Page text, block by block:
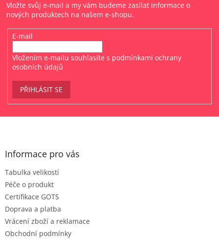
Vložte svůj e-mail a my vám budeme zasílat informace o
nových produktech na našem e-shopu.
E-mail
Vložením e-mailu souhlasíte s podmínkami ochrany
osobních údajů
PŘIHLÁSIT SE
Z
Informace pro vás
Tabulka velikostí
Péče o produkt
Certifikace GOTS
Doprava a platba
Vrácení zboží a reklamace
Obchodní podmínky